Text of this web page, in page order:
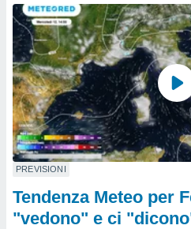
PREVISIONI
Tendenza Meteo per
"vedono" e ci